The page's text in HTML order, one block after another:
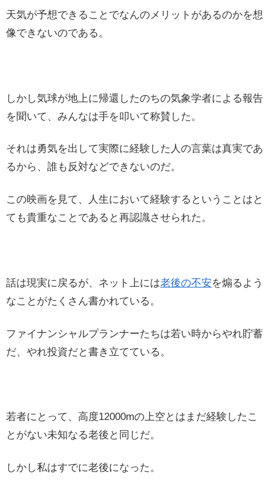
天気が予想できることでなんのメリットがあるのかを想
像できないのである。
しかし気球が地上に帰還したのちの気象学者による報告
を聞いて、みんなは手を叩いて称賛した。
それは勇気を出して実際に経験した人の言葉は真実であ
るから、誰も反対などできないのだ。
この映画を見て、人生において経験するということはと
ても貴重なことであると再認識させられた。
話は現実に戻るが、ネット上には老後の不安を煽るよう
なことがたくさん書かれている。
ファイナンシャルプランナーたちは若い時からやれ貯蓄
だ、やれ投資だと書き立てている。
若者にとって、高度12000mの上空とはまだ経験したこ
とがない未知なる老後と同じだ。
しかし私はすでに老後になった。